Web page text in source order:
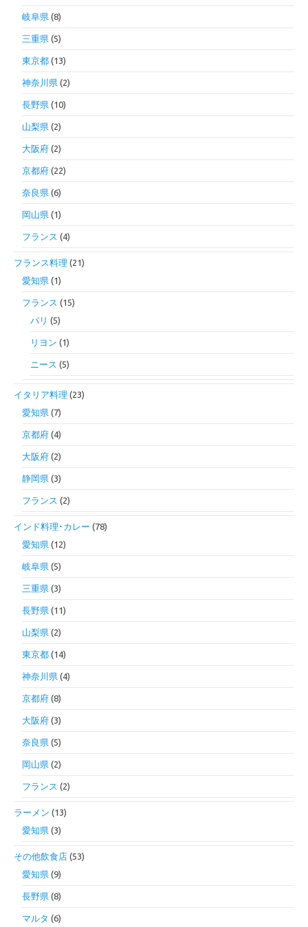
岐阜県 (8)
三重県 (5)
東京都 (13)
神奈川県 (2)
長野県 (10)
山梨県 (2)
大阪府 (2)
京都府 (22)
奈良県 (6)
岡山県 (1)
フランス (4)
フランス料理 (21)
愛知県 (1)
フランス (15)
パリ (5)
リヨン (1)
ニース (5)
イタリア料理 (23)
愛知県 (7)
京都府 (4)
大阪府 (2)
静岡県 (3)
フランス (2)
インド料理･カレー (78)
愛知県 (12)
岐阜県 (5)
三重県 (3)
長野県 (11)
山梨県 (2)
東京都 (14)
神奈川県 (4)
京都府 (8)
大阪府 (3)
奈良県 (5)
岡山県 (2)
フランス (2)
ラーメン (13)
愛知県 (3)
その他飲食店 (53)
愛知県 (9)
長野県 (8)
マルタ (6)